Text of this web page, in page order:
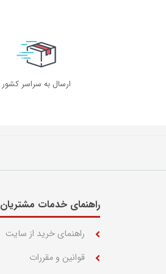
ارسال به سراسر کشور
راهنمای خدمات مشتریان
راهنمای خرید از سایت
قوانین و مقررات